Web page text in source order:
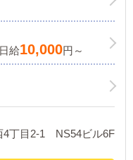
日給10,000円～
4丁目2-1 NS54ビル6F